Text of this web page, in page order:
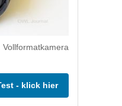
- klick hier